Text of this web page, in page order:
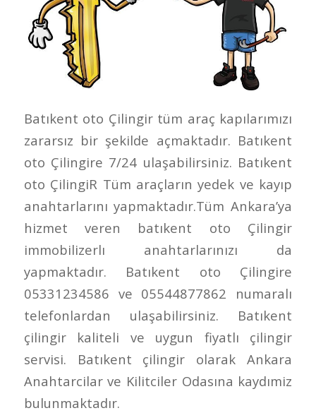
Batıkent oto Çilingir tüm araç kapılarımızı
zararsız bir şekilde açmaktadır. Batıkent
oto Çilingire 7/24 ulaşabilirsiniz. Batıkent
oto ÇilingiR Tüm araçların yedek ve kayıp
anahtarlarını yapmaktadır.Tüm Ankara’ya
hizmet veren batıkent oto Çilingir
immobilizerlı anahtarlarınızı da
yapmaktadır. Batıkent oto Çilingire
05331234586 ve 05544877862 numaralı
telefonlardan ulaşabilirsiniz. Batıkent
çilingir kaliteli ve uygun fiyatlı çilingir
servisi. Batıkent çilingir olarak Ankara
Anahtarcilar ve Kilitciler Odasına kaydımiz
bulunmaktadır.